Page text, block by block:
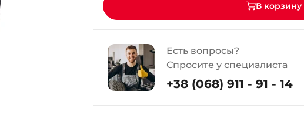
В корзину
Есть вопросы?
Спросите у специалиста
+38 (068) 911 - 91 - 14